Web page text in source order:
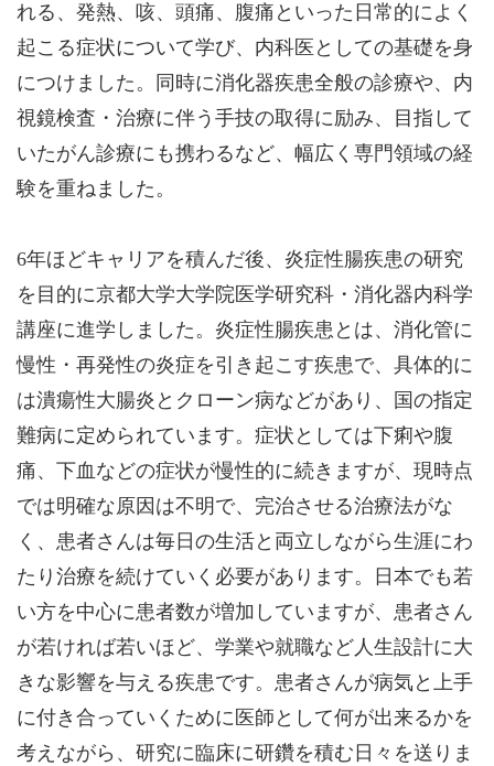
れる、発熱、咳、頭痛、腹痛といった日常的によく
起こる症状について学び、内科医としての基礎を身
につけました。同時に消化器疾患全般の診療や、内
視鏡検査・治療に伴う手技の取得に励み、目指して
いたがん診療にも携わるなど、幅広く専門領域の経
験を重ねました。
6年ほどキャリアを積んだ後、炎症性腸疾患の研究
を目的に京都大学大学院医学研究科・消化器内科学
講座に進学しました。炎症性腸疾患とは、消化管に
慢性・再発性の炎症を引き起こす疾患で、具体的に
は潰瘍性大腸炎とクローン病などがあり、国の指定
難病に定められています。症状としては下痢や腹
痛、下血などの症状が慢性的に続きますが、現時点
では明確な原因は不明で、完治させる治療法がな
く、患者さんは毎日の生活と両立しながら生涯にわ
たり治療を続けていく必要があります。日本でも若
い方を中心に患者数が増加していますが、患者さん
が若ければ若いほど、学業や就職など人生設計に大
きな影響を与える疾患です。患者さんが病気と上手
に付き合っていくために医師として何が出来るかを
考えながら、研究に臨床に研鑽を積む日々を送りま